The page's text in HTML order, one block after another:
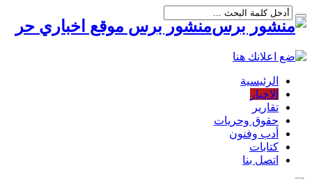
منشور برس موقع اخباري حر
الرئيسية
الاخبار
تقارير
حقوق وحريات
أدب وفنون
كتابات
اتصل بنا